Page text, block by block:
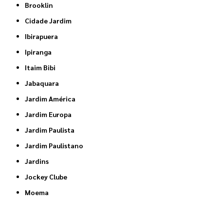
Brooklin
Cidade Jardim
Ibirapuera
Ipiranga
Itaim Bibi
Jabaquara
Jardim América
Jardim Europa
Jardim Paulista
Jardim Paulistano
Jardins
Jockey Clube
Moema